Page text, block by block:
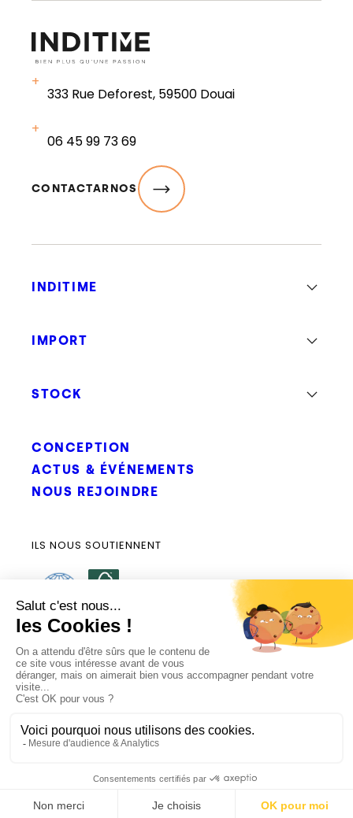
333 Rue Deforest, 59500 Douai
06 45 99 73 69
CONTACTARNOS
INDITIME
IMPORT
STOCK
CONCEPTION
ACTUS & ÉVÉNEMENTS
NOUS REJOINDRE
ILS NOUS SOUTIENNENT
© Tous droits réservés - 2026 Mentions légales
RGPD
Plan du site